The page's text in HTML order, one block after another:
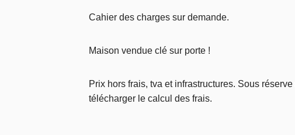
Cahier des charges sur demande.
Maison vendue clé sur porte !
Prix hors frais, tva et infrastructures. Sous
télécharger le calcul des frais.